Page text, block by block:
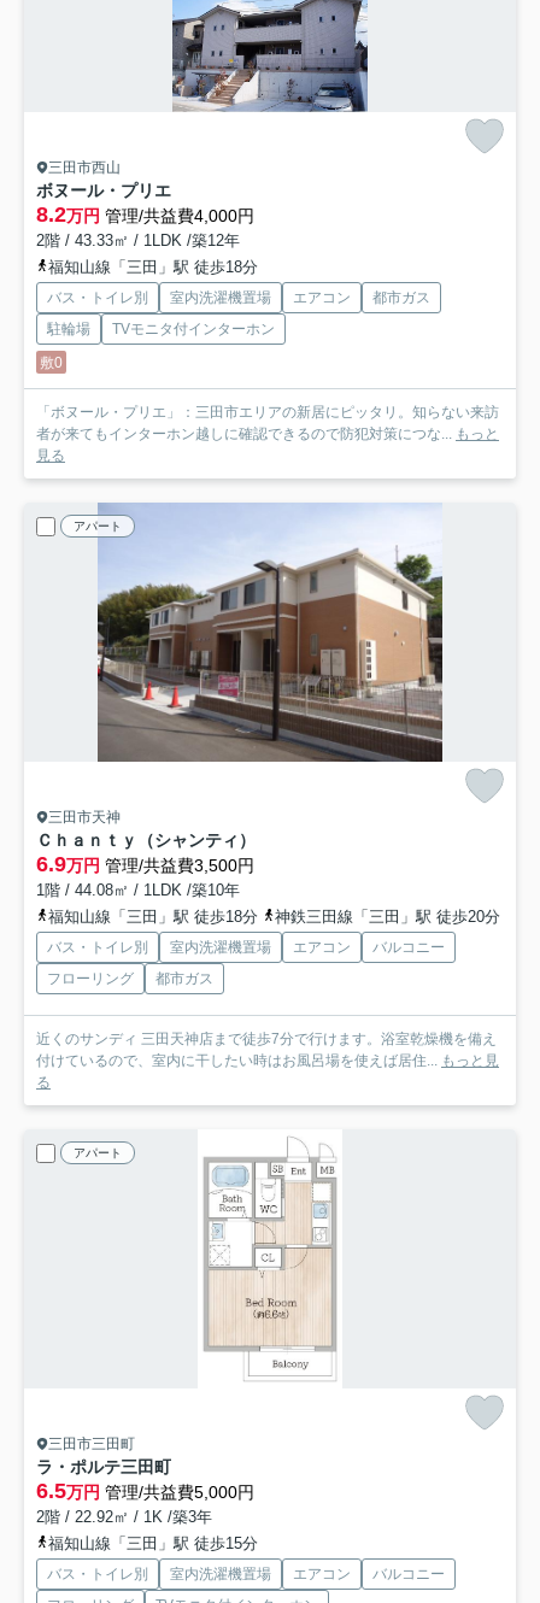
三田市西山
ボヌール・プリエ
8.2万円 管理/共益費4,000円
2階 / 43.33㎡ / 1LDK /築12年
福知山線「三田」駅 徒歩18分
バス・トイレ別 室内洗濯機置場 エアコン
都市ガス
駐輪場
TVモニタ付インターホン
敷0
「ボヌール・プリエ」：三田市エリアの新居にピッタリ。知らない来訪
者が来てもインターホン越しに確認できるので防犯対策につな... もっと
見る
アパート
三田市天神
Ｃｈａｎｔｙ（シャンティ）
6.9万円 管理/共益費3,500円
1階 / 44.08㎡ / 1LDK /築10年
福知山線「三田」駅 徒歩18分
神鉄三田線「三田」駅 徒歩20分
バス・トイレ別 室内洗濯機置場 エアコン
バルコニー
フローリング
都市ガス
近くのサンディ 三田天神店まで徒歩7分で行けます。浴室乾燥機を備え
付けているので、室内に干したい時はお風呂場を使えば居住... もっと見
る
アパート
三田市三田町
ラ・ポルテ三田町
6.5万円 管理/共益費5,000円
2階 / 22.92㎡ / 1K /築3年
福知山線「三田」駅 徒歩15分
バス・トイレ別 室内洗濯機置場 エアコン
バルコニー